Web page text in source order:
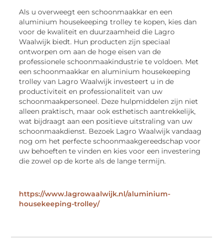
Als u overweegt een schoonmaakkar en een
aluminium housekeeping trolley te kopen, kies dan
voor de kwaliteit en duurzaamheid die Lagro
Waalwijk biedt. Hun producten zijn speciaal
ontworpen om aan de hoge eisen van de
professionele schoonmaakindustrie te voldoen. Met
een schoonmaakkar en aluminium housekeeping
trolley van Lagro Waalwijk investeert u in de
productiviteit en professionaliteit van uw
schoonmaakpersoneel. Deze hulpmiddelen zijn niet
alleen praktisch, maar ook esthetisch aantrekkelijk,
wat bijdraagt aan een positieve uitstraling van uw
schoonmaakdienst. Bezoek Lagro Waalwijk vandaag
nog om het perfecte schoonmaakgereedschap voor
uw behoeften te vinden en kies voor een investering
die zowel op de korte als de lange termijn.
https://www.lagrowaalwijk.nl/aluminium-
housekeeping-trolley/